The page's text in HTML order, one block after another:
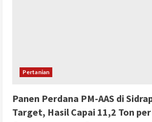
Pertanian
Panen Perdana PM-AAS di
Target, Hasil Capai 11,2 Ton